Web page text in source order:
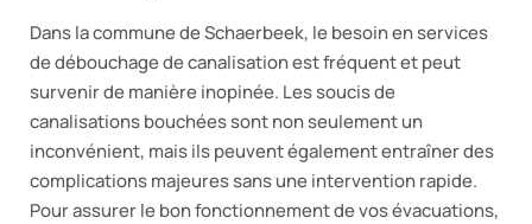
Dans la commune de Schaerbeek, le besoin en services
de débouchage de canalisation est fréquent et peut
survenir de manière inopinée. Les soucis de
canalisations bouchées sont non seulement un
inconvénient, mais ils peuvent également entraîner des
complications majeures sans une intervention rapide.
Pour assurer le bon fonctionnement de vos évacuations,